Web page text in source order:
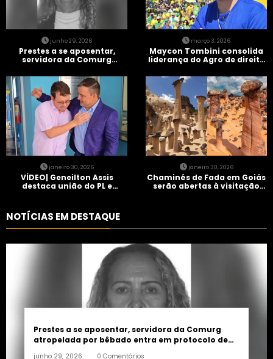
junho 29, 2026
Prestes a se aposentar,
servidora da Comurg
entra em protocolo de
morte encefálica
março 3, 2026
Maycon Tombini consolida
liderança do Agro de direita
Brasil” em Goiânia
janeiro 30, 2026
VÍDEO| Geneilton Assis
destaca união do PL e
janeiro 30, 2026
Chaminés de Fada em Goiás
serão abertas à visitação
NOTÍCIAS EM DESTAQUE
Prestes a se aposentar, servidora da Comurg
atropelada por bêbado entra em protocolo de
junho 29, 2026 0 Comentários